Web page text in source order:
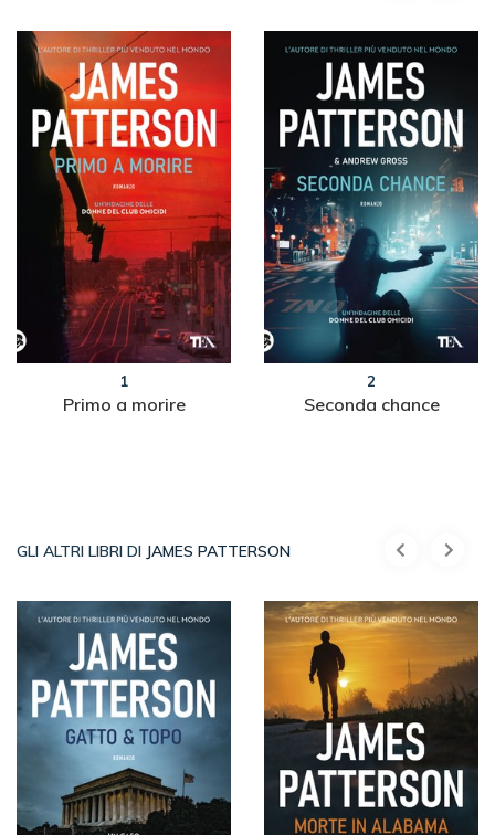
1
Primo a morire
2
Seconda chance
GLI ALTRI LIBRI DI JAMES PATTERSON